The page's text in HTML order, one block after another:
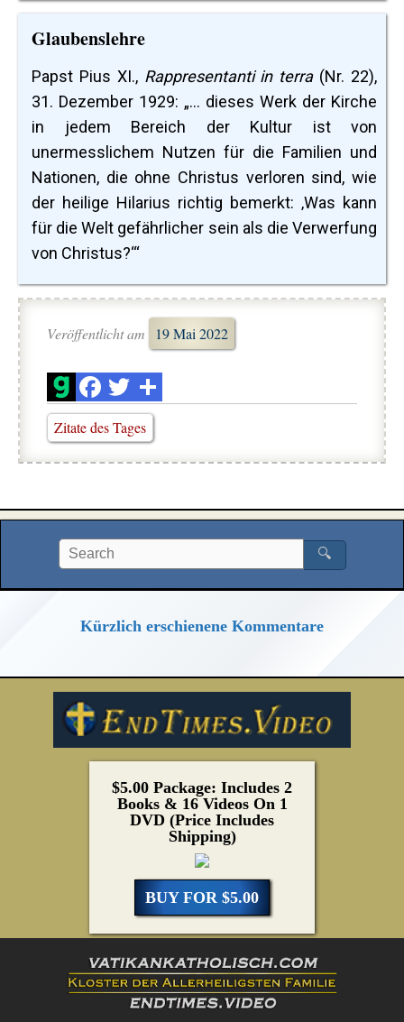
Glaubenslehre
Papst Pius XI., Rappresentanti in terra(Nr. 22),
31. Dezember 1929: „... dieses Werk der Kirche
in jedem Bereich der Kultur ist von
unermesslichem Nutzen für die Familien und
Nationen, die ohne Christus verloren sind, wie
der heilige Hilarius richtig bemerkt: ‚Was kann
für die Welt gefährlicher sein als die Verwerfung
von Christus?‘“
Veröffentlicht am 19 Mai 2022
Zitate des Tages
🔍
Kürzlich erschienene Kommentare
$5.00 Package: Includes 2
Books & 16 Videos On 1
DVD (Price Includes
Shipping)
BUY FOR $5.00